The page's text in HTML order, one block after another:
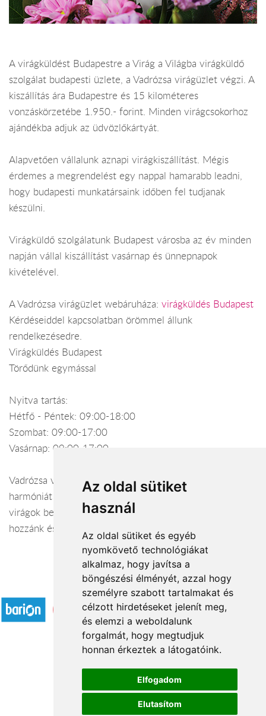
Az oldal sütiket
használ
Az oldal sütiket és egyéb
nyomkövető technológiákat
alkalmaz, hogy javítsa a
böngészési élményét, azzal hogy
személyre szabott tartalmakat és
célzott hirdetéseket jelenít meg,
és elemzi a weboldalunk
forgalmát, hogy megtudjuk
honnan érkeztek a látogatóink.
Elfogadom
Elutasítom
A virágküldést Budapestre a Virág a Világba virágküldő
szolgálat budapesti üzlete, a Vadrózsa virágüzlet végzi. A
kiszállítás ára Budapestre és 15 kilométeres
vonzáskörzetébe 1.950.- forint. Minden virágcsokorhoz
ajándékba adjuk az üdvözlőkártyát.
Alapvetően vállalunk aznapi virágkiszállítást. Mégis
érdemes a megrendelést egy nappal hamarabb leadni,
hogy budapesti munkatársaink időben fel tudjanak
készülni.
Virágküldő szolgálatunk Budapest városba az év minden
napján vállal kiszállítást vasárnap és ünnepnapok
kivételével.
A Vadrózsa virágüzlet webáruháza: virágküldés Budapest
Kérdéseiddel kapcsolatban örömmel állunk
rendelkezésedre.
Virágküldés Budapest
Törődünk egymással
Nyitva tartás:
Hétfő - Péntek: 09:00-18:00
Szombat: 09:00-17:00
Vasárnap: 09:00-17:00
Vadrózsa virágüzletben nem csak csokrot készítünk, de
harmóniát teremtünk a különböző virágok között. A
virágok beszélnek, akárcsak az emberek. Jöjjön be
hozzánk és mi csokorba kötjük vallomását.
Elfogadott fizetési módok
Á.SZ.F.
Impresszum
Adatkezelési tájékoztató